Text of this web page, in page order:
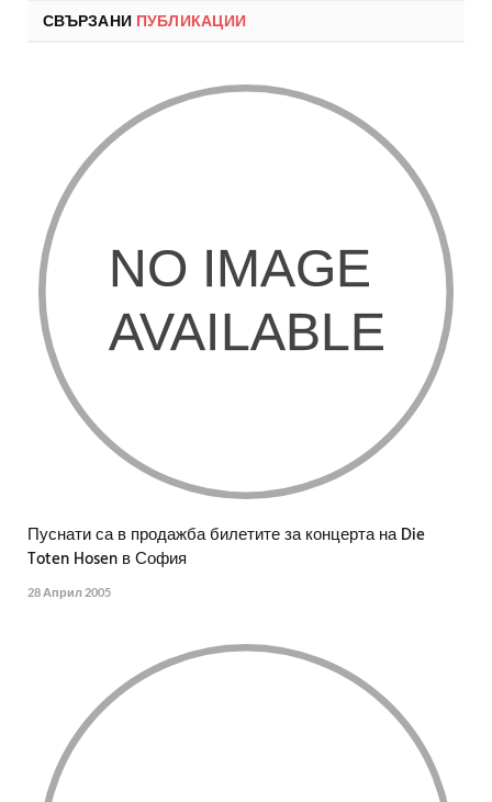
СВЪРЗАНИ ПУБЛИКАЦИИ
Пуснати са в продажба билетите за концерта на Die
Toten Hosen в София
28 Април 2005